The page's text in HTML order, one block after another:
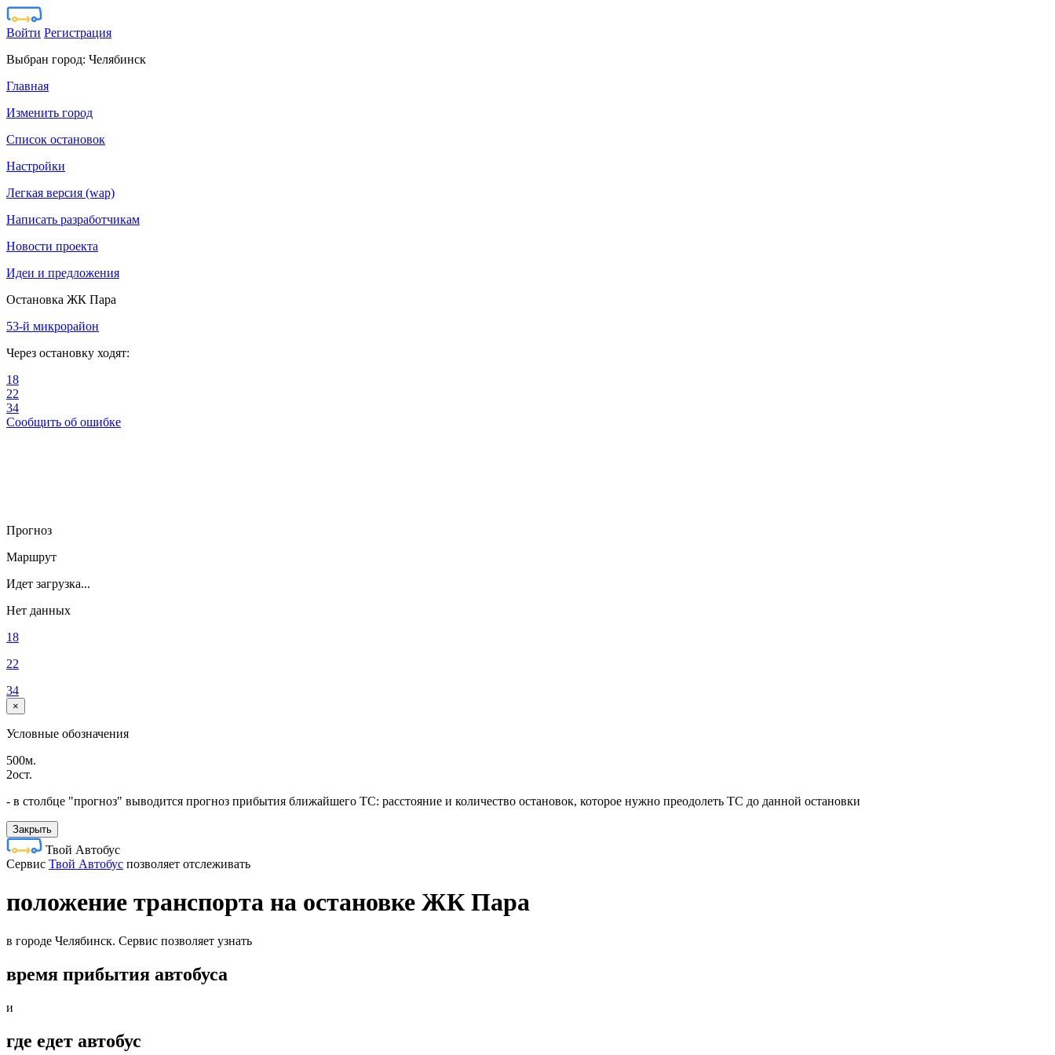
Войти Регистрация
Выбран город: Челябинск
Главная
Изменить город
Список остановок
Настройки
Легкая версия (wap)
Написать разработчикам
Новости проекта
Идеи и предложения
Остановка ЖК Пара
53-й микрорайон
Через остановку ходят:
18
22
34
Сообщить об ошибке
Прогноз
Маршрут
Идет загрузка...
Нет данных
18
22
34
×
Условные обозначения
500м.
2ост.
- в столбце "прогноз" выводится прогноз прибытия ближайшего ТС: расстояние и количество остановок, которое нужно преодолеть ТС до данной остановки
Закрыть
Твой Автобус
Cервис Твой Автобус позволяет отслеживать
положение транспорта на остановке ЖК Пара
в городе Челябинск. Сервис позволяет узнать
время прибытия автобуса
и
где едет автобус